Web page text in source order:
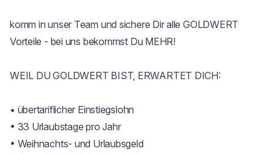
komm in unser Team und sichere Dir alle GOLDWERT
Vorteile - bei uns bekommst Du MEHR!
WEIL DU GOLDWERT BIST, ERWARTET DICH:
• übertariflicher Einstiegslohn
• 33 Urlaubstage pro Jahr
• Weihnachts- und Urlaubsgeld